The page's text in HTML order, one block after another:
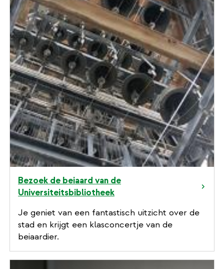
Bezoek de beiaard van de
Universiteitsbibliotheek
Je geniet van een fantastisch uitzicht over de
stad en krijgt een klasconcertje van de
beiaardier.